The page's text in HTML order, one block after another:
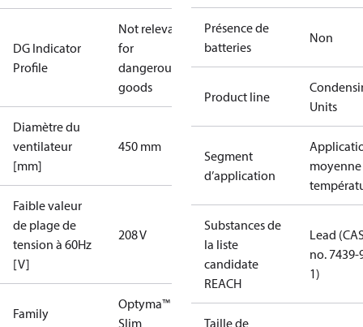
DG Indicator
Profile
Not relevant
for
dangerous
goods
Diamètre du
ventilateur
[mm]
450 mm
Faible valeur
de plage de
tension à 60Hz
[V]
208 V
Family
Optyma™
Slim
Présence de
batteries
Non
Product line
Units
Segment
d’application
moyenne
Substances de
la liste
candidate
REACH
Lead
no. 7439-
1)
Taille de